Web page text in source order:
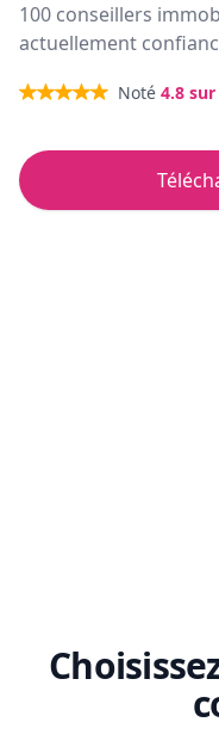
100 conseillers
actuellement
Noté 4.8 sur